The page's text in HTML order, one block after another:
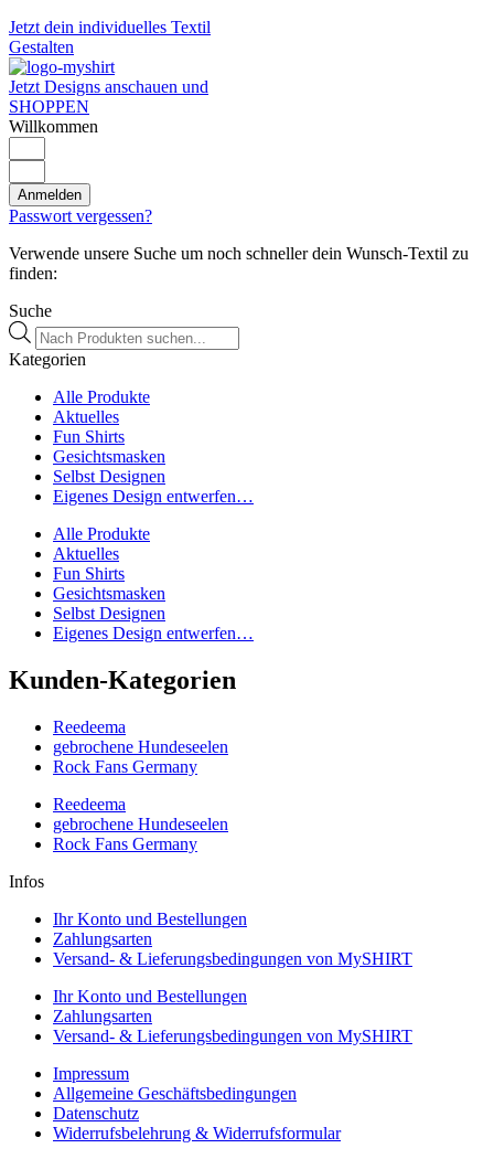
Jetzt dein individuelles Textil
Gestalten
Jetzt Designs anschauen und
SHOPPEN
Willkommen
Anmelden
Passwort vergessen?
Verwende unsere Suche um noch schneller dein Wunsch-Textil zu
finden:
Suche
Products
search
Kategorien
Alle Produkte
Aktuelles
Fun Shirts
Gesichtsmasken
Selbst Designen
Eigenes Design entwerfen…
Alle Produkte
Aktuelles
Fun Shirts
Gesichtsmasken
Selbst Designen
Eigenes Design entwerfen…
Kunden-Kategorien
Reedeema
gebrochene Hundeseelen
Rock Fans Germany
Reedeema
gebrochene Hundeseelen
Rock Fans Germany
Infos
Ihr Konto und Bestellungen
Zahlungsarten
Versand- & Lieferungsbedingungen von MySHIRT
Ihr Konto und Bestellungen
Zahlungsarten
Versand- & Lieferungsbedingungen von MySHIRT
Impressum
Allgemeine Geschäftsbedingungen
Datenschutz
Widerrufsbelehrung & Widerrufsformular